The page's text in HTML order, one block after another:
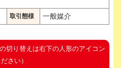
取引態様 一般媒介
切り替えは右下の人形のアイコン
さい）